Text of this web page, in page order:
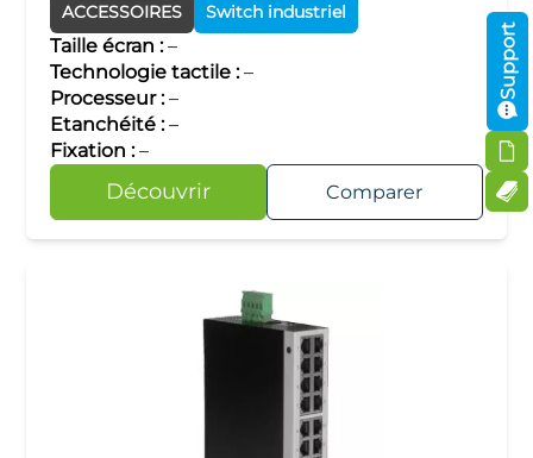
ACCESSOIRES Switch industriel
Taille écran :–
Technologie tactile :–
Processeur :–
Etanchéité :–
Fixation :–
Découvrir Comparer
Support